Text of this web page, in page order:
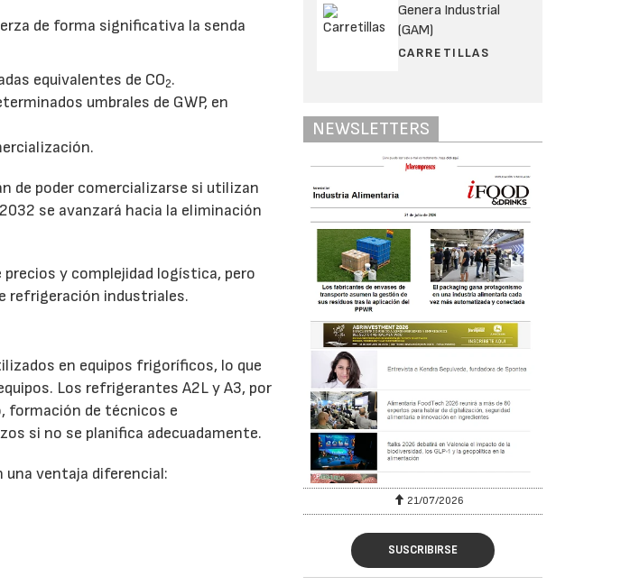
de forma significativa la senda
equivalentes de CO2.
umbrales de GWP, en
de poder comercializarse si utilizan
se avanzará hacia la eliminación
y complejidad logística, pero
refrigeración industriales.
en equipos frigoríficos, lo que
Los refrigerantes A2L y A3, por
formación de técnicos e
si no se planifica adecuadamente.
una ventaja diferencial:
Genera Industrial
(GAM)
CARRETILLAS
NEWSLETTERS
21/07/2026
SUSCRIBIRSE